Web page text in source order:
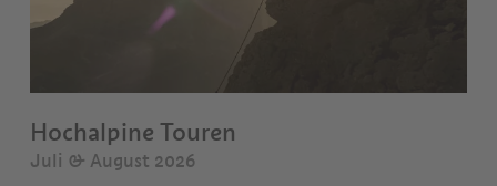
Hochalpine Touren
Juli & August 2026